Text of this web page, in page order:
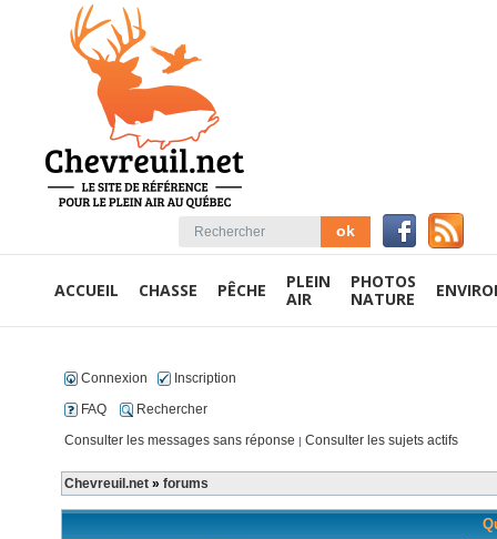
ACCUEIL CHASSE PÊCHE
PLEIN
AIR
PHOTOS
NATURE
Connexion
Inscription
FAQ
Rechercher
Consulter les messages sans réponse | Consulter les sujets actifs
Chevreuil.net » forums